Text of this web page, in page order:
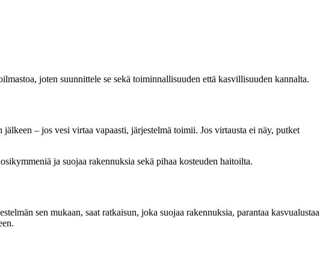
joten suunnittele se sekä toiminnallisuuden että kasvillisuuden kannalta.
– jos vesi virtaa vapaasti, järjestelmä toimii. Jos virtausta ei näy, putket
ja suojaa rakennuksia sekä pihaa kosteuden haitoilta.
sen mukaan, saat ratkaisun, joka suojaa rakennuksia, parantaa kasvualustaa